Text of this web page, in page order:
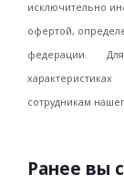
исключительно
офертой,
федерации.
сотрудникам
Ранее вы